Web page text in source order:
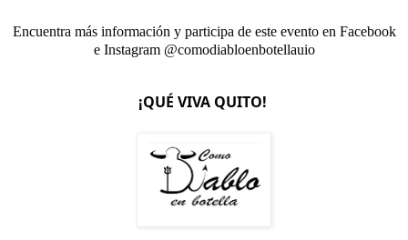
Encuentra más información y participa de este evento en Facebook
e Instagram @comodiabloenbotellauio
¡QUÉ VIVA QUITO!